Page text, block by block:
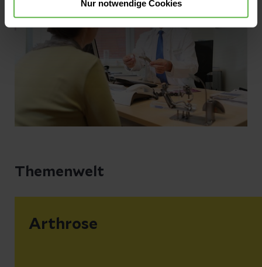
Nur notwendige Cookies
Themenwelt
Arthrose